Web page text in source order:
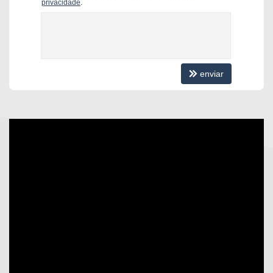
Sala de Jantar
privacidade
enviar